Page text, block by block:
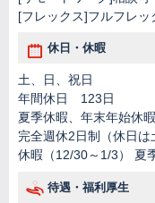
[フレックス]フルフレッ
休日・休暇
土、日、祝日
年間休日 123日
夏季休暇、年末年始休
完全週休2日制（休日
休暇（12/30～1/3） 夏
待遇・福利厚生